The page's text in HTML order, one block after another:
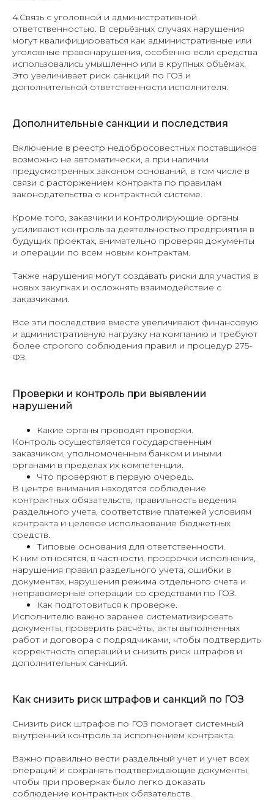
4.Связь с уголовной и административной
ответственностью. В серьёзных случаях нарушения
могут квалифицироваться как административные или
уголовные правонарушения, особенно если средства
использовались умышленно или в крупных объёмах.
Это увеличивает риск санкций по ГОЗ и
дополнительной ответственности исполнителя.
Дополнительные санкции и последствия
Включение в реестр недобросовестных поставщиков
возможно не автоматически, а при наличии
предусмотренных законом оснований, в том числе в
связи с расторжением контракта по правилам
законодательства о контрактной системе.
Кроме того, заказчики и контролирующие органы
усиливают контроль за деятельностью предприятия в
будущих проектах, внимательно проверяя документы
и операции по всем новым контрактам.
Также нарушения могут создавать риски для участия в
новых закупках и осложнять взаимодействие с
заказчиками.
Все эти последствия вместе увеличивают финансовую
и административную нагрузку на компанию и требуют
более строгого соблюдения правил и процедур 275-
ФЗ.
Проверки и контроль при выявлении
нарушений
Какие органы проводят проверки.
Контроль осуществляется государственным
заказчиком, уполномоченным банком и иными
органами в пределах их компетенции.
Что проверяют в первую очередь.
В центре внимания находятся соблюдение
контрактных обязательств, правильность ведения
раздельного учета, соответствие платежей условиям
контракта и целевое использование бюджетных
средств.
Типовые основания для ответственности.
К ним относятся, в частности, просрочки исполнения,
нарушения правил раздельного учета, ошибки в
документах, нарушения режима отдельного счета и
неправомерные операции со средствами по ГОЗ.
Как подготовиться к проверке.
Исполнителю важно заранее систематизировать
документы, проверить расчёты, акты выполненных
работ и договора с подрядчиками, чтобы подтвердить
корректность операций и снизить риск штрафов и
дополнительных санкций.
Как снизить риск штрафов и санкций по ГОЗ
Снизить риск штрафов по ГОЗ помогает системный
внутренний контроль за исполнением контракта.
Важно правильно вести раздельный учет и учет всех
операций и сохранять подтверждающие документы,
чтобы при проверках было легко доказать
соблюдение контрактных обязательств.